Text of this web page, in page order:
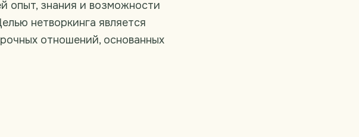
опыт, знания и возможности
нетворкинга является
отношений, основанных